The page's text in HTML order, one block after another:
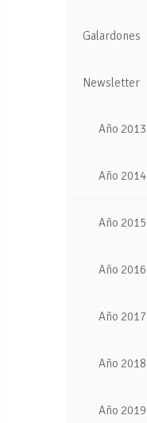
Galardones
Newsletter
Año 2013
Año 2014
Año 2015
Año 2016
Año 2017
Año 2018
Año 2019